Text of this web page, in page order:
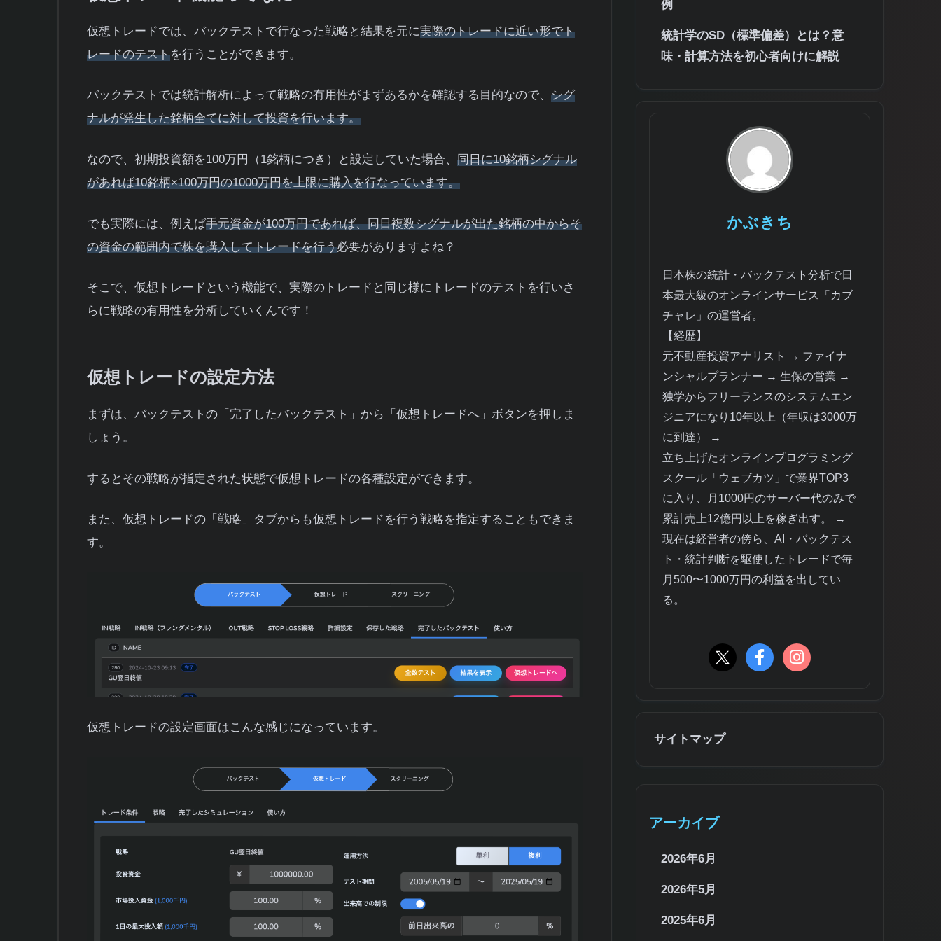
仮想トレードでは、バックテストで行なった戦略と結果を元に実際のトレードに近い形でト
レードのテストを行うことができます。
バックテストでは統計解析によって戦略の有用性がまずあるかを確認する目的なので、 シグ
ナルが発生した銘柄全てに対して投資を行います。
なので、初期投資額を100万円（1銘柄につき）と設定していた場合、 同日に10銘柄シグナル
があれば10銘柄×100万円の1000万円を上限に購入を行なっています。
でも実際には、例えば手元資金が100万円であれば、同日複数シグナルが出た銘柄の中からそ
の資金の範囲内で株を購入してトレードを行う必要がありますよね？
そこで、仮想トレードという機能で、実際のトレードと同じ様にトレードのテストを行いさ
らに戦略の有用性を分析していくんです！
仮想トレードの設定方法
まずは、バックテストの「完了したバックテスト」から「仮想トレードへ」ボタンを押しま
しょう。
するとその戦略が指定された状態で仮想トレードの各種設定ができます。
また、仮想トレードの「戦略」タブからも仮想トレードを行う戦略を指定することもできま
す。
仮想トレードの設定画面はこんな感じになっています。
例
統計学のSD（標準偏差）とは？意
味・計算方法を初心者向けに解説
かぶきち
日本株の統計・バックテスト分析で日
本最大級のオンラインサービス「カブ
チャレ」の運営者。
【経歴】
元不動産投資アナリスト → ファイナ
ンシャルプランナー → 生保の営業 →
独学からフリーランスのシステムエン
ジニアになり10年以上（年収は3000万
に到達） →
立ち上げたオンラインプログラミング
スクール「ウェブカツ」で業界TOP3
に入り、月1000円のサーバー代のみで
累計売上12億円以上を稼ぎ出す。 →
現在は経営者の傍ら、AI・バックテス
ト・統計判断を駆使したトレードで毎
月500〜1000万円の利益を出してい
る。
サイトマップ
アーカイブ
2026年6月
2026年5月
2025年6月